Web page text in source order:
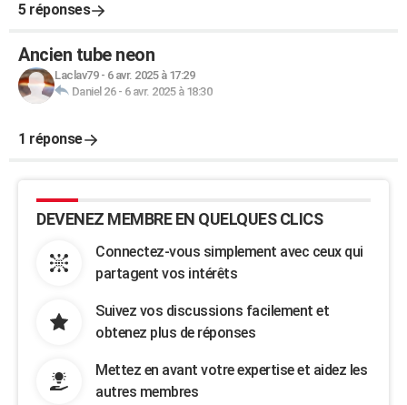
5 réponses
Ancien tube neon
Laclav79- 6 avr. 2025 à 17:29
Daniel 26- 6 avr. 2025 à 18:30
1 réponse
DEVENEZ MEMBRE EN QUELQUES CLICS
Connectez-vous simplement avec ceux qui
partagent vos intérêts
Suivez vos discussions facilement et
obtenez plus de réponses
Mettez en avant votre expertise et aidez les
autres membres